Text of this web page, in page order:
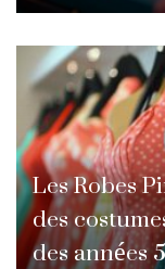
Les Robes
des
des années